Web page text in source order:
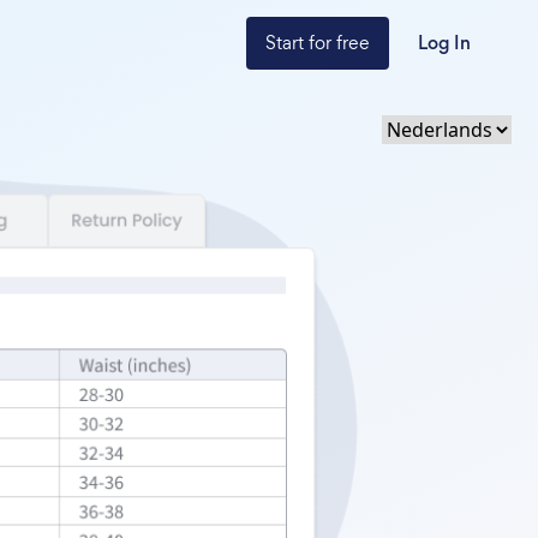
Start for free Log In